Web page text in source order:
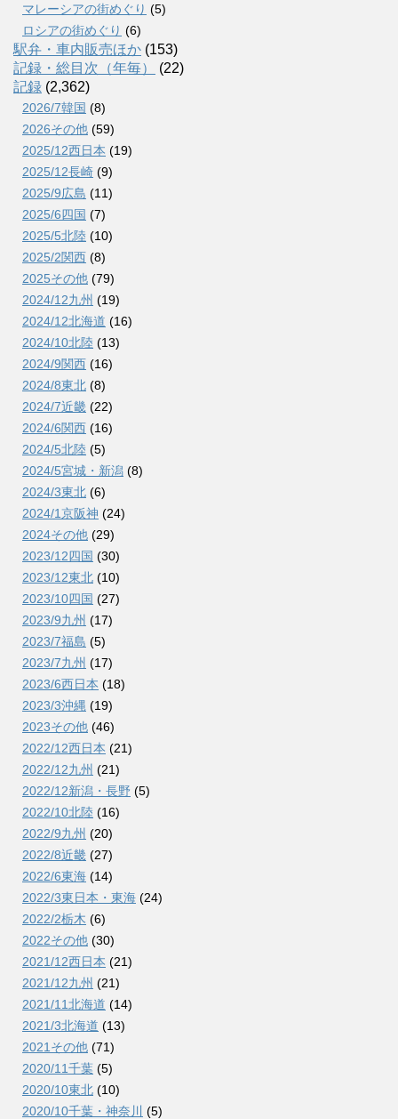
マレーシアの街めぐり (5)
ロシアの街めぐり (6)
駅弁・車内販売ほか (153)
記録・総目次（年毎）
(22)
記録 (2,362)
2026/7韓国 (8)
2026その他 (59)
2025/12西日本 (19)
2025/12長崎 (9)
2025/9広島 (11)
2025/6四国 (7)
2025/5北陸 (10)
2025/2関西 (8)
2025その他 (79)
2024/12九州 (19)
2024/12北海道 (16)
2024/10北陸 (13)
2024/9関西 (16)
2024/8東北 (8)
2024/7近畿 (22)
2024/6関西 (16)
2024/5北陸 (5)
2024/5宮城・新潟 (8)
2024/3東北 (6)
2024/1京阪神 (24)
2024その他 (29)
2023/12四国 (30)
2023/12東北 (10)
2023/10四国 (27)
2023/9九州 (17)
2023/7福島 (5)
2023/7九州 (17)
2023/6西日本 (18)
2023/3沖縄 (19)
2023その他 (46)
2022/12西日本 (21)
2022/12九州 (21)
2022/12新潟・長野 (5)
2022/10北陸 (16)
2022/9九州 (20)
2022/8近畿 (27)
2022/6東海 (14)
2022/3東日本・東海 (24)
2022/2栃木 (6)
2022その他 (30)
2021/12西日本 (21)
2021/12九州 (21)
2021/11北海道 (14)
2021/3北海道 (13)
2021その他 (71)
2020/11千葉 (5)
2020/10東北 (10)
2020/10千葉・神奈川
(5)